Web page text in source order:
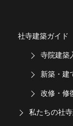
社寺建築ガイド
寺院建築
新築・建
改修・修
私たちの社